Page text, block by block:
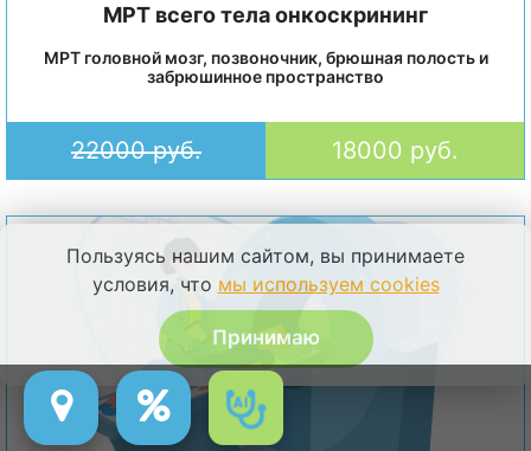
МРТ всего тела онкоскрининг
МРТ головной мозг, позвоночник, брюшная полость и
забрюшинное пространство
22000 руб. 18000 руб.
Пользуясь нашим сайтом, вы принимаете
условия, что мы используем cookies
Принимаю